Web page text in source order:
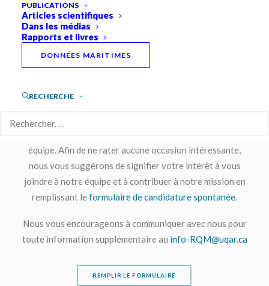
PUBLICATIONS
Articles scientifiques
Dans les médias
Rapports et livres
DONNÉES MARITIMES
RECHERCHE
De plus, la direction thématique met son expertise au
service de la communauté et mobilise les membres afin de
poursuivre la mission que le Réseau s’est donnée.
de personnes qui cherchent à travailler dans un milieu
équipe. Afin de ne rater aucune occasion intéressante,
nous vous suggérons de signifier votre intérêt à vous
joindre à notre équipe et à contribuer à notre mission en
remplissant leformulaire de candidature spontanée.
Nous vous encourageons à communiquer avec nous pour
toute information supplémentaire au info-RQM@uqar.ca
REMPLIR LE FORMULAIRE